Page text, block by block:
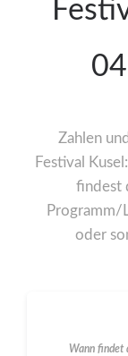
Zahlen
Festival
findest
Programm/
oder
Wann findet